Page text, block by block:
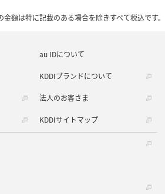
金額は特に記載のある場合を除きすべて税込です。
au IDについて
KDDIブランドについて
法人のお客さま
KDDIサイトマップ